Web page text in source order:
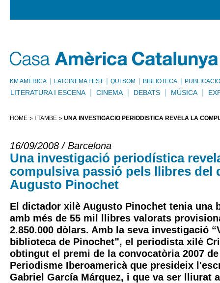
KM AMÈRICA LATCINEMA FEST QUI SOM BIBLIOTECA
LITERATURA I ESCENA CINEMA DEBATS MÚSICA
HOME I TAMBÉ UNA INVESTIGACIÓ PERIODÍSTICA REVELA LA
16/09/2008 / Barcelona
Una investigació periodística
compulsiva passió pels llibres del
Augusto Pinochet
El dictador xilè Augusto Pinochet tenia una
amb més de 55 mil llibres valorats
2.850.000 dòlars. Amb la seva investigació
biblioteca de Pinochet”, el periodista xilè
obtingut el premi de la convocatòria 2007
Periodisme Iberoamericà que presideix
Gabriel García Márquez, i que va ser lliurat